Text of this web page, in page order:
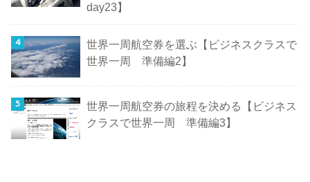
day23】
世界一周航空券を選ぶ【ビジネスクラスで
世界一周 準備編2】
世界一周航空券の旅程を決める【ビジネス
クラスで世界一周 準備編3】